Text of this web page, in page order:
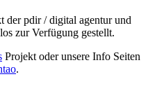
der pdir / digital agentur und
zur Verfügung gestellt.
Projekt oder unsere Info Seiten
.